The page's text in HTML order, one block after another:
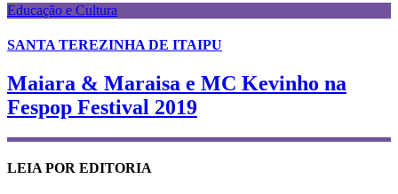
Educação e Cultura
SANTA TEREZINHA DE ITAIPU
Maiara & Maraisa e MC Kevinho na
Fespop Festival 2019
LEIA POR EDITORIA